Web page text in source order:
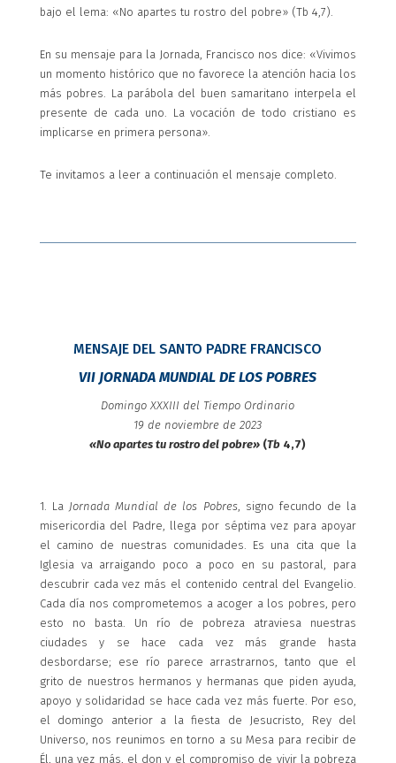
bajo el lema: «No apartes tu rostro del pobre» (Tb 4,7).
En su mensaje para la Jornada, Francisco nos dice: «Vivimos
un momento histórico que no favorece la atención hacia los
más pobres. La parábola del buen samaritano interpela el
presente de cada uno. La vocación de todo cristiano es
implicarse en primera persona».
Te invitamos a leer a continuación el mensaje completo.
MENSAJE DEL SANTO PADRE FRANCISCO
VII JORNADA MUNDIAL DE LOS POBRES
Domingo XXXIII del Tiempo Ordinario
19 de noviembre de 2023
«No apartes tu rostro del pobre» (Tb 4,7)
1. La Jornada Mundial de los Pobres, signo fecundo de la
misericordia del Padre, llega por séptima vez para apoyar
el camino de nuestras comunidades. Es una cita que la
Iglesia va arraigando poco a poco en su pastoral, para
descubrir cada vez más el contenido central del Evangelio.
Cada día nos comprometemos a acoger a los pobres, pero
esto no basta. Un río de pobreza atraviesa nuestras
ciudades y se hace cada vez más grande hasta
desbordarse; ese río parece arrastrarnos, tanto que el
grito de nuestros hermanos y hermanas que piden ayuda,
apoyo y solidaridad se hace cada vez más fuerte. Por eso,
el domingo anterior a la fiesta de Jesucristo, Rey del
Universo, nos reunimos en torno a su Mesa para recibir de
Él, una vez más, el don y el compromiso de vivir la pobreza